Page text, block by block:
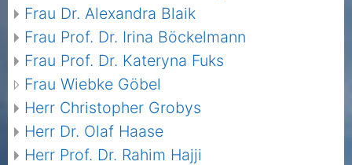
Frau Dr. Alexandra Blaik
Frau Prof. Dr. Irina Böckelmann
Frau Prof. Dr. Kateryna Fuks
Frau Wiebke Göbel
Herr Christopher Grobys
Herr Dr. Olaf Haase
Herr Prof. Dr. Rahim Hajji